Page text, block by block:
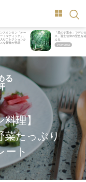
スタンタン「オー
トマティック」。
りコレクションか
な新作が登場
「星のや富士」でデジ
ス。冨士信仰の歴史を
える。
る
理】
菜たっぷり
ート